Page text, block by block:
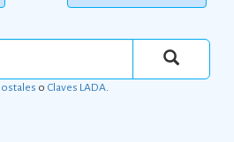
o Claves LADA.